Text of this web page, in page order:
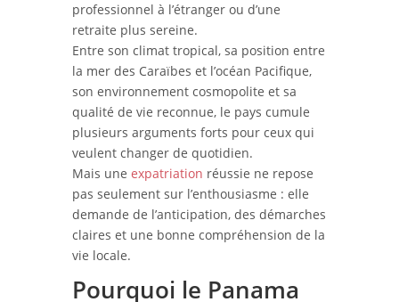
professionnel à l’étranger ou d’une
retraite plus sereine.
Entre son climat tropical, sa position entre
la mer des Caraïbes et l’océan Pacifique,
son environnement cosmopolite et sa
qualité de vie reconnue, le pays cumule
plusieurs arguments forts pour ceux qui
veulent changer de quotidien.
Mais une expatriation réussie ne repose
pas seulement sur l’enthousiasme : elle
demande de l’anticipation, des démarches
claires et une bonne compréhension de la
vie locale.
Pourquoi le Panama